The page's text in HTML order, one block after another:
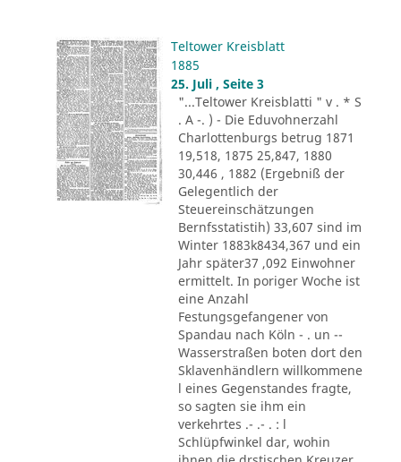
Teltower Kreisblatt
1885
25. Juli , Seite 3
"...Teltower Kreisblatti " v . * S
. A -. ) - Die Eduvohnerzahl
Charlottenburgs betrug 1871
19,518, 1875 25,847, 1880
30,446 , 1882 (Ergebniß der
Gelegentlich der
Steuereinschätzungen
Bernfsstatistih) 33,607 sind im
Winter 1883k8434,367 und ein
Jahr später37 ,092 Einwohner
ermittelt. In poriger Woche ist
eine Anzahl
Festungsgefangener von
Spandau nach Köln - . un --
Wasserstraßen boten dort den
Sklavenhändlern willkommene
l eines Gegenstandes fragte,
so sagten sie ihm ein
verkehrtes .- .- . : l
Schlüpfwinkel dar, wohin